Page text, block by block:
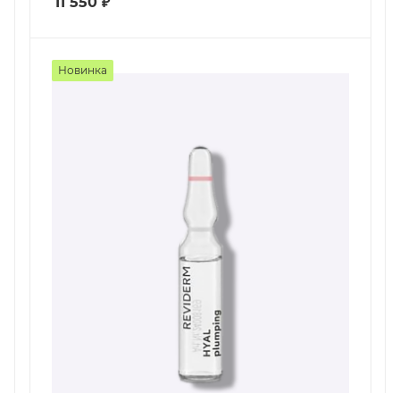
Новинка